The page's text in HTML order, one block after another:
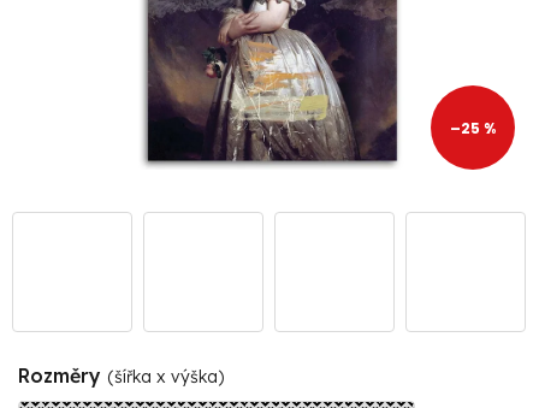
–25 %
Rozměry (šířka x výška)